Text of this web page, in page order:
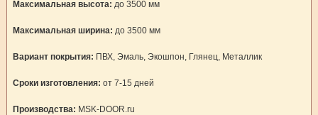
Максимальная высота: до 3500 мм
Максимальная ширина: до 3500 мм
Вариант покрытия: ПВХ, Эмаль, Экошпон, Глянец, Металлик
Сроки изготовления: от 7-15 дней
Производства: MSK-DOOR.ru